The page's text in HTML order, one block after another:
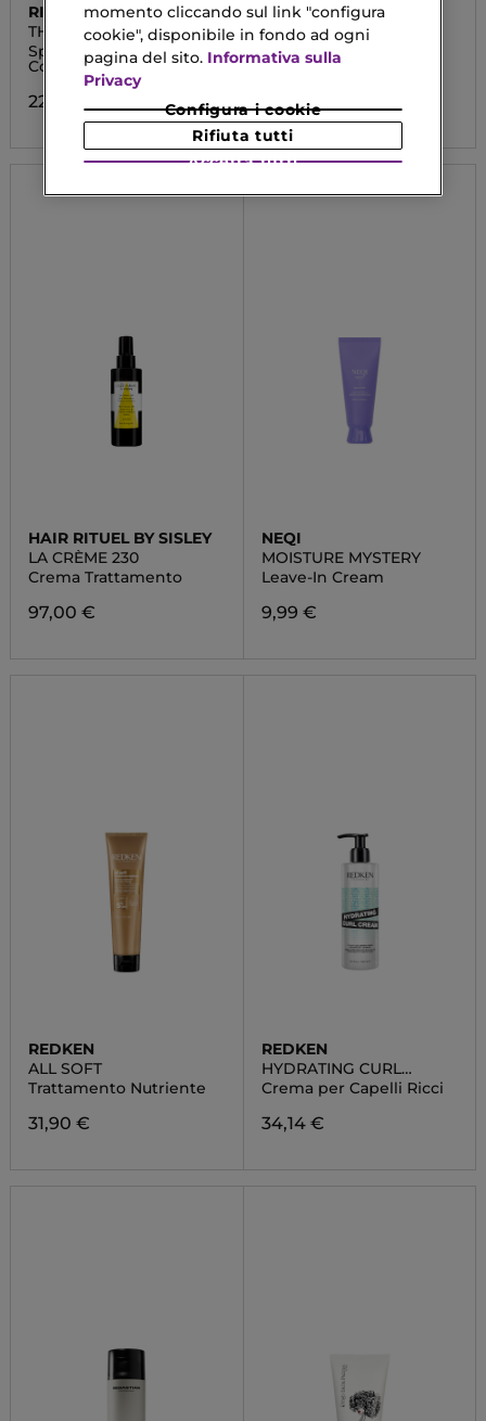
RITUALS
THE RITUAL OF SAKURA
Spray Per Capelli E
Corpo
22,90 €
KERASTASE
NUTRITIVE
Maschera Masqintense
HAIR RITUEL BY SISLEY
LA CRÈME 230
Crema Trattamento
97,00 €
NEQI
MOISTURE MYSTERY
Leave-In Cream
9,99 €
REDKEN
ALL SOFT
Trattamento Nutriente
31,90 €
REDKEN
HYDRATING CURL
CREAM
Crema per Capelli Ricci
34,14 €
momento cliccando sul link "configura
cookie", disponibile in fondo ad ogni
pagina del sito. Informativa sulla
Privacy
Configura i cookie
Rifiuta tutti
Accetta tutti